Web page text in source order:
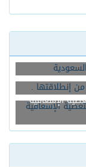
الإسعافية